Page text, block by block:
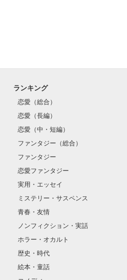
      ×
さーて
見ていってください
どうせ容姿だろ…
俺は、あの日そう決めたんだ
でもアイツは違ったんだ…
そんな真っ直ぐな瞳で見られたら
ぜひ、覗いていってください!!
９.7～
ランキング
恋愛（総合）
恋愛（長編）
恋愛（中・短編）
ファンタジー（総合）
ファンタジー
恋愛ファンタジー
実用・エッセイ
ミステリー・サスペンス
青春・友情
ノンフィクション・実話
ホラー・オカルト
歴史・時代
絵本・童話